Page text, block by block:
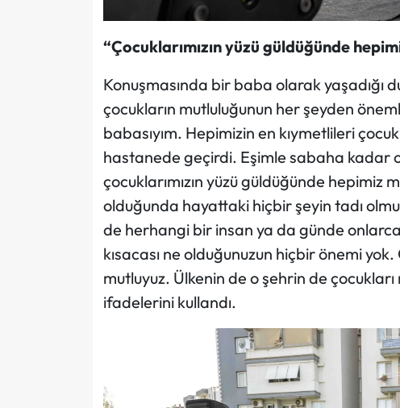
“Çocuklarımızın yüzü güldüğünde
Konuşmasında bir baba olarak yaşadığı
çocukların mutluluğunun her şeyden
babasıyım. Hepimizin en kıymetlileri
hastanede geçirdi. Eşimle sabaha kadar
çocuklarımızın yüzü güldüğünde hepimiz
olduğunda hayattaki hiçbir şeyin tadı
de herhangi bir insan ya da günde
kısacası ne olduğunuzun hiçbir önemi
mutluyuz. Ülkenin de o şehrin de
ifadelerini kullandı.